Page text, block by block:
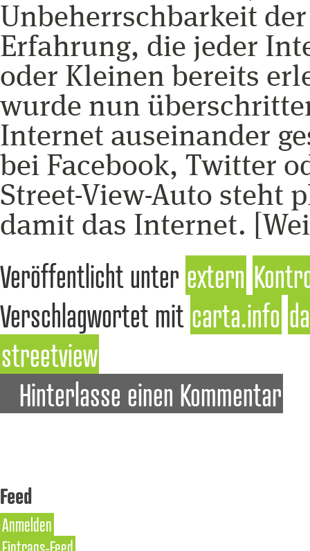
Unbeherrschbarkeit
Erfahrung, die jeder
oder Kleinen bereits
wurde nun
Internet auseinander
bei Facebook, Twitter
Street-View-Auto steht
damit das Internet.
Veröffentlicht unter extern
Verschlagwortet mit carta.info
streetview
Hinterlasse einen Kommentar
Feed
Anmelden